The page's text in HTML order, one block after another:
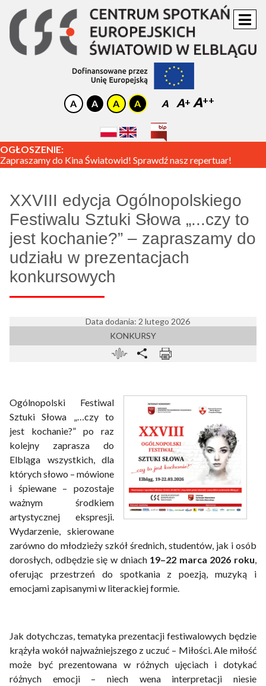
A A A
OGŁOSZENIE:
Zapraszamy do Kina Światowid! Sprawdź nasz repertuar!
XXVIII edycja Ogólnopolskiego
Festiwalu Sztuki Słowa „...czy to
jest kochanie?” – zapraszamy do
udziału w prezentacjach
konkursowych
Data dodania: 2 lutego 2026
KONKURSY
Ogólnopolski Festiwal
Sztuki Słowa „…czy to
jest kochanie?” po raz
kolejny zaprasza do
Elbląga wszystkich, dla
których słowo – mówione
i śpiewane – pozostaje
ważnym środkiem
artystycznej ekspresji.
Wydarzenie, skierowane
zarówno do młodzieży szkół średnich, studentów, jak i osób
dorosłych, odbędzie się w dniach 19–22 marca 2026 roku,
oferując przestrzeń do spotkania z poezją, muzyką i
emocjami zapisanymi w literackiej formie.
Jak dotychczas, tematyka prezentacji festiwalowych będzie
krążyła wokół najważniejszego z uczuć – Miłości. Ale miłość
może być prezentowana w różnych ujęciach i dotykać
różnych emocji – niech wena interpretacji niesie